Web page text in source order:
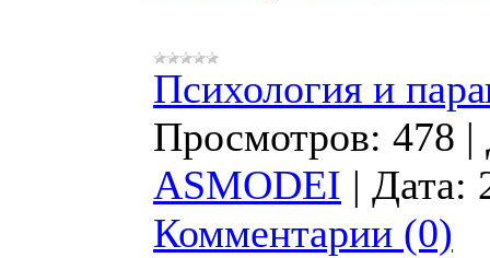
Психология и
Просмотров: 478 |
ASMODEI | Дата:
Комментарии (0)